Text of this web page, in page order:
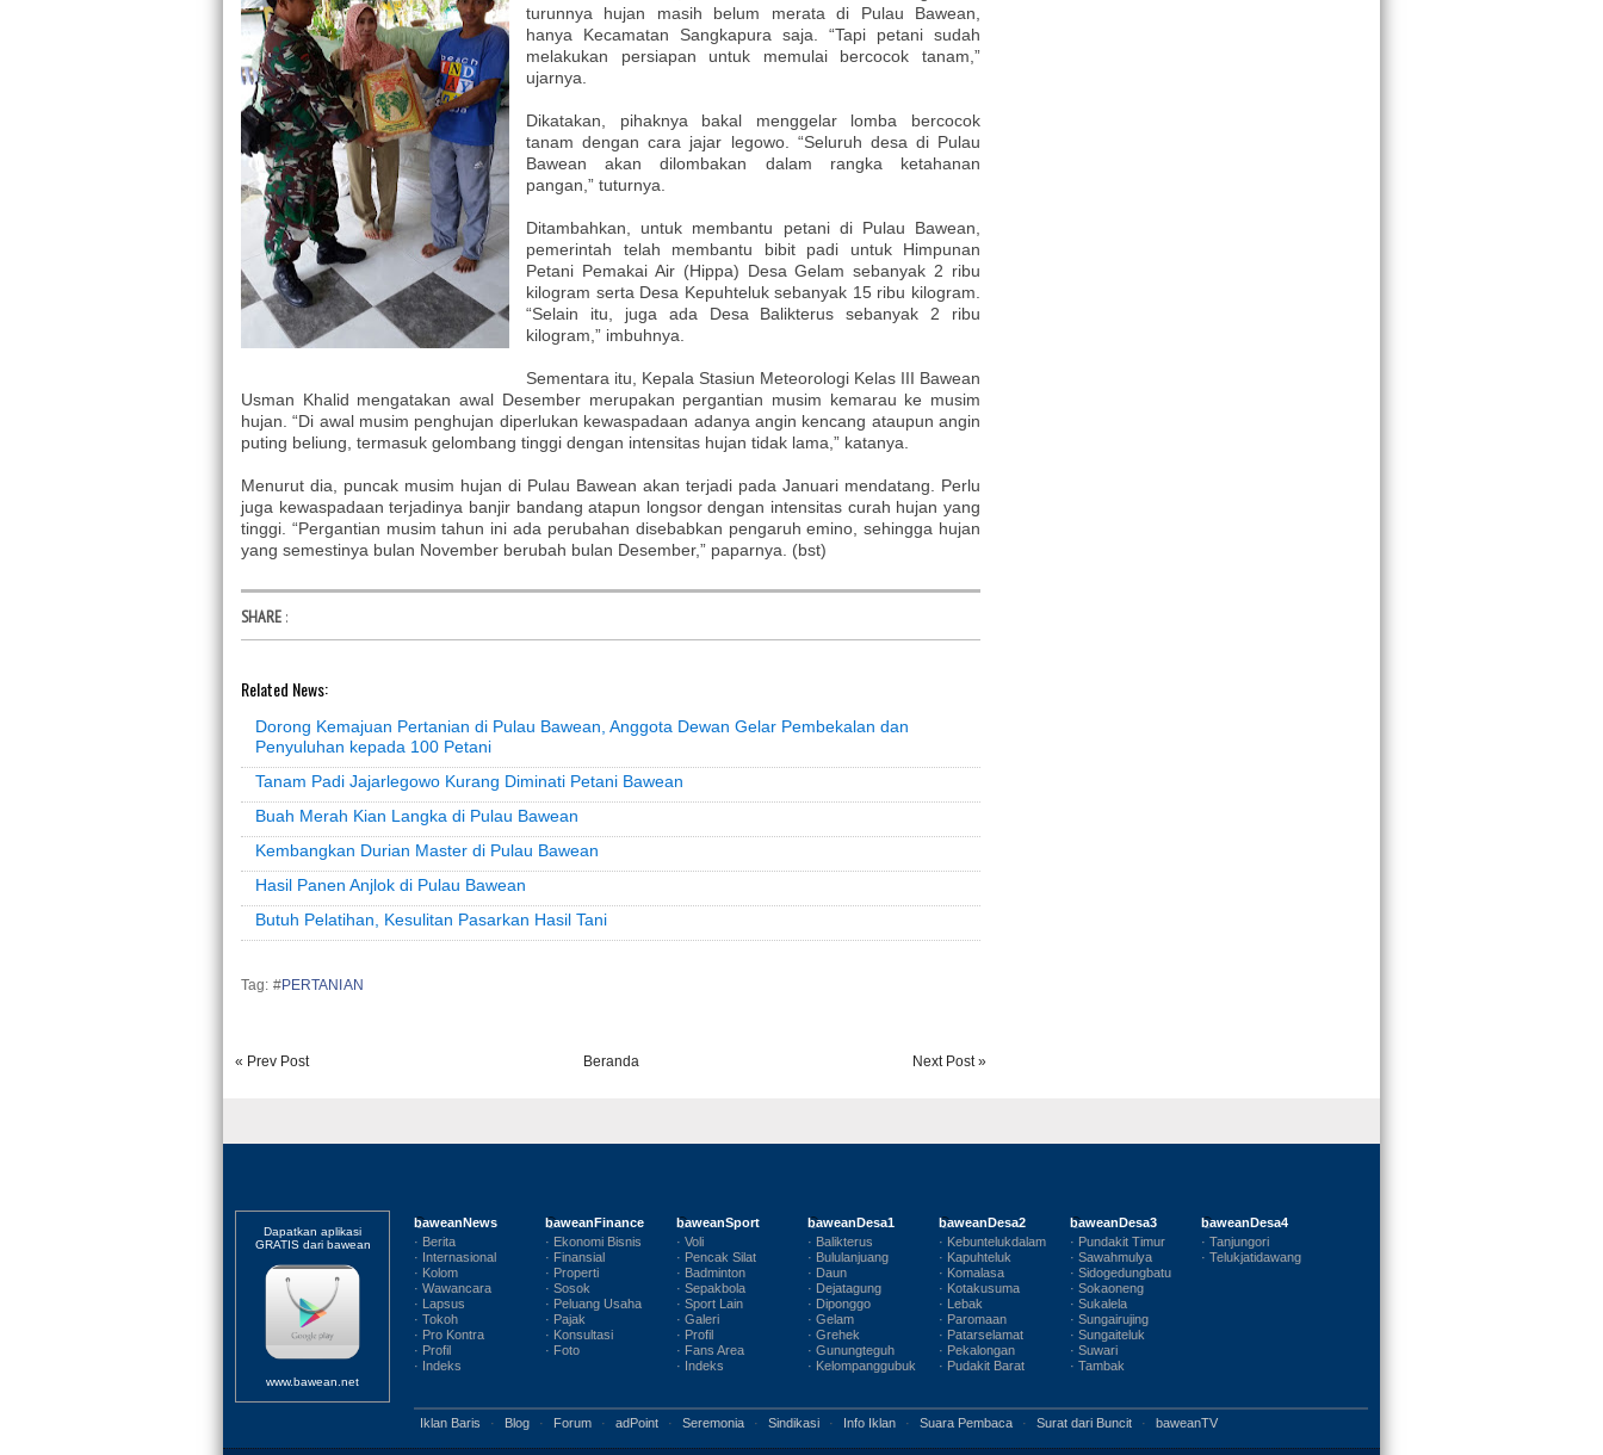
turunnya hujan masih belum merata di Pulau Bawean,
hanya Kecamatan Sangkapura saja. “Tapi petani sudah
melakukan persiapan untuk memulai bercocok tanam,”
ujarnya.
Dikatakan, pihaknya bakal menggelar lomba bercocok
tanam dengan cara jajar legowo. “Seluruh desa di Pulau
Bawean akan dilombakan dalam rangka ketahanan
pangan,” tuturnya.
Ditambahkan, untuk membantu petani di Pulau Bawean,
pemerintah telah membantu bibit padi untuk Himpunan
Petani Pemakai Air (Hippa) Desa Gelam sebanyak 2 ribu
kilogram serta Desa Kepuhteluk sebanyak 15 ribu kilogram.
“Selain itu, juga ada Desa Balikterus sebanyak 2 ribu
kilogram,” imbuhnya.
Sementara itu, Kepala Stasiun Meteorologi Kelas III Bawean
Usman Khalid mengatakan awal Desember merupakan pergantian musim kemarau ke musim
hujan. “Di awal musim penghujan diperlukan kewaspadaan adanya angin kencang ataupun angin
puting beliung, termasuk gelombang tinggi dengan intensitas hujan tidak lama,” katanya.
Menurut dia, puncak musim hujan di Pulau Bawean akan terjadi pada Januari mendatang. Perlu
juga kewaspadaan terjadinya banjir bandang atapun longsor dengan intensitas curah hujan yang
tinggi. “Pergantian musim tahun ini ada perubahan disebabkan pengaruh emino, sehingga hujan
yang semestinya bulan November berubah bulan Desember,” paparnya. (bst)
SHARE :
Related News:
Dorong Kemajuan Pertanian di Pulau Bawean, Anggota Dewan Gelar Pembekalan dan
Penyuluhan kepada 100 Petani
Tanam Padi Jajarlegowo Kurang Diminati Petani Bawean
Buah Merah Kian Langka di Pulau Bawean
Kembangkan Durian Master di Pulau Bawean
Hasil Panen Anjlok di Pulau Bawean
Butuh Pelatihan, Kesulitan Pasarkan Hasil Tani
Tag: #PERTANIAN
« Prev Post Next Post »
Beranda
Dapatkan aplikasi
GRATIS dari bawean
www.bawean.net
baweanNews
· Berita
· Internasional
· Kolom
· Wawancara
· Lapsus
· Tokoh
· Pro Kontra
· Profil
· Indeks
baweanFinance
· Ekonomi Bisnis
· Finansial
· Properti
· Sosok
· Peluang Usaha
· Pajak
· Konsultasi
· Foto
baweanSport
· Voli
· Pencak Silat
· Badminton
· Sepakbola
· Sport Lain
· Galeri
· Profil
· Fans Area
· Indeks
baweanDesa1
· Balikterus
· Bululanjuang
· Daun
· Dejatagung
· Diponggo
· Gelam
· Grehek
· Gunungteguh
· Kelompanggubuk
baweanDesa2
· Kebuntelukdalam
· Kapuhteluk
· Komalasa
· Kotakusuma
· Lebak
· Paromaan
· Patarselamat
· Pekalongan
· Pudakit Barat
baweanDesa3
· Pundakit Timur
· Sawahmulya
· Sidogedungbatu
· Sokaoneng
· Sukalela
· Sungairujing
· Sungaiteluk
· Suwari
· Tambak
baweanDesa4
· Tanjungori
· Telukjatidawang
Iklan Baris · Blog · Forum · adPoint · Seremonia · Sindikasi · Info Iklan · Suara Pembaca · Surat dari Buncit · baweanTV